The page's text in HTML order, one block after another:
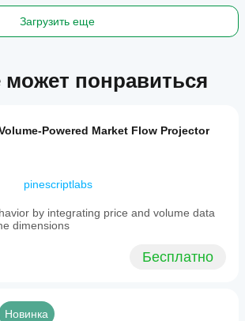
Загрузить еще
может понравиться
Powered Market Flow Projector
pinescriptlabs
by integrating price and volume data
dimensions
Бесплатно
Новинка